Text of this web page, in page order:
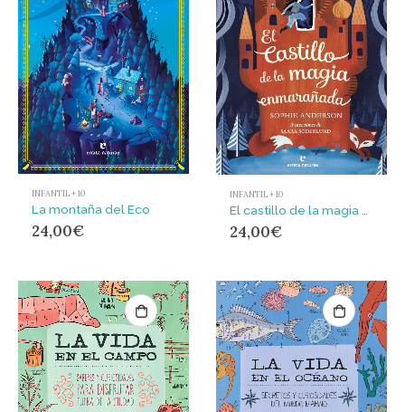
INFANTIL + 10
La montaña del Eco
24,00€
INFANTIL + 10
24,00€